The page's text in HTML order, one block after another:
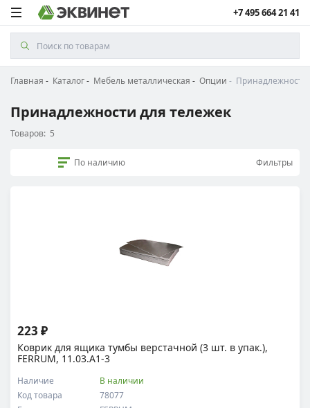
+7 495 664 21 41
Главная Каталог Мебель металлическая Опции Принадлежности
Принадлежности для тележек
Товаров: 5
По наличию Фильтры
Коврик для ящика тумбы верстачной (3 шт. в упак.),
FERRUM, 11.03.A1-3
Код товара 78077
Наличие В наличии
223 ₽